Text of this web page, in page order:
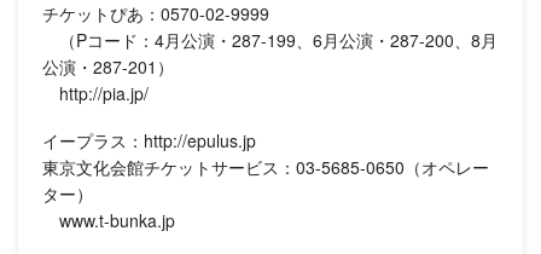
チケットぴあ：0570-02-9999
（Pコード：4月公演・287-199、6月公演・287-200、8月
公演・287-201）
http://pia.jp/
イープラス：http://epulus.jp
東京文化会館チケットサービス：03-5685-0650（オペレー
ター）
www.t-bunka.jp